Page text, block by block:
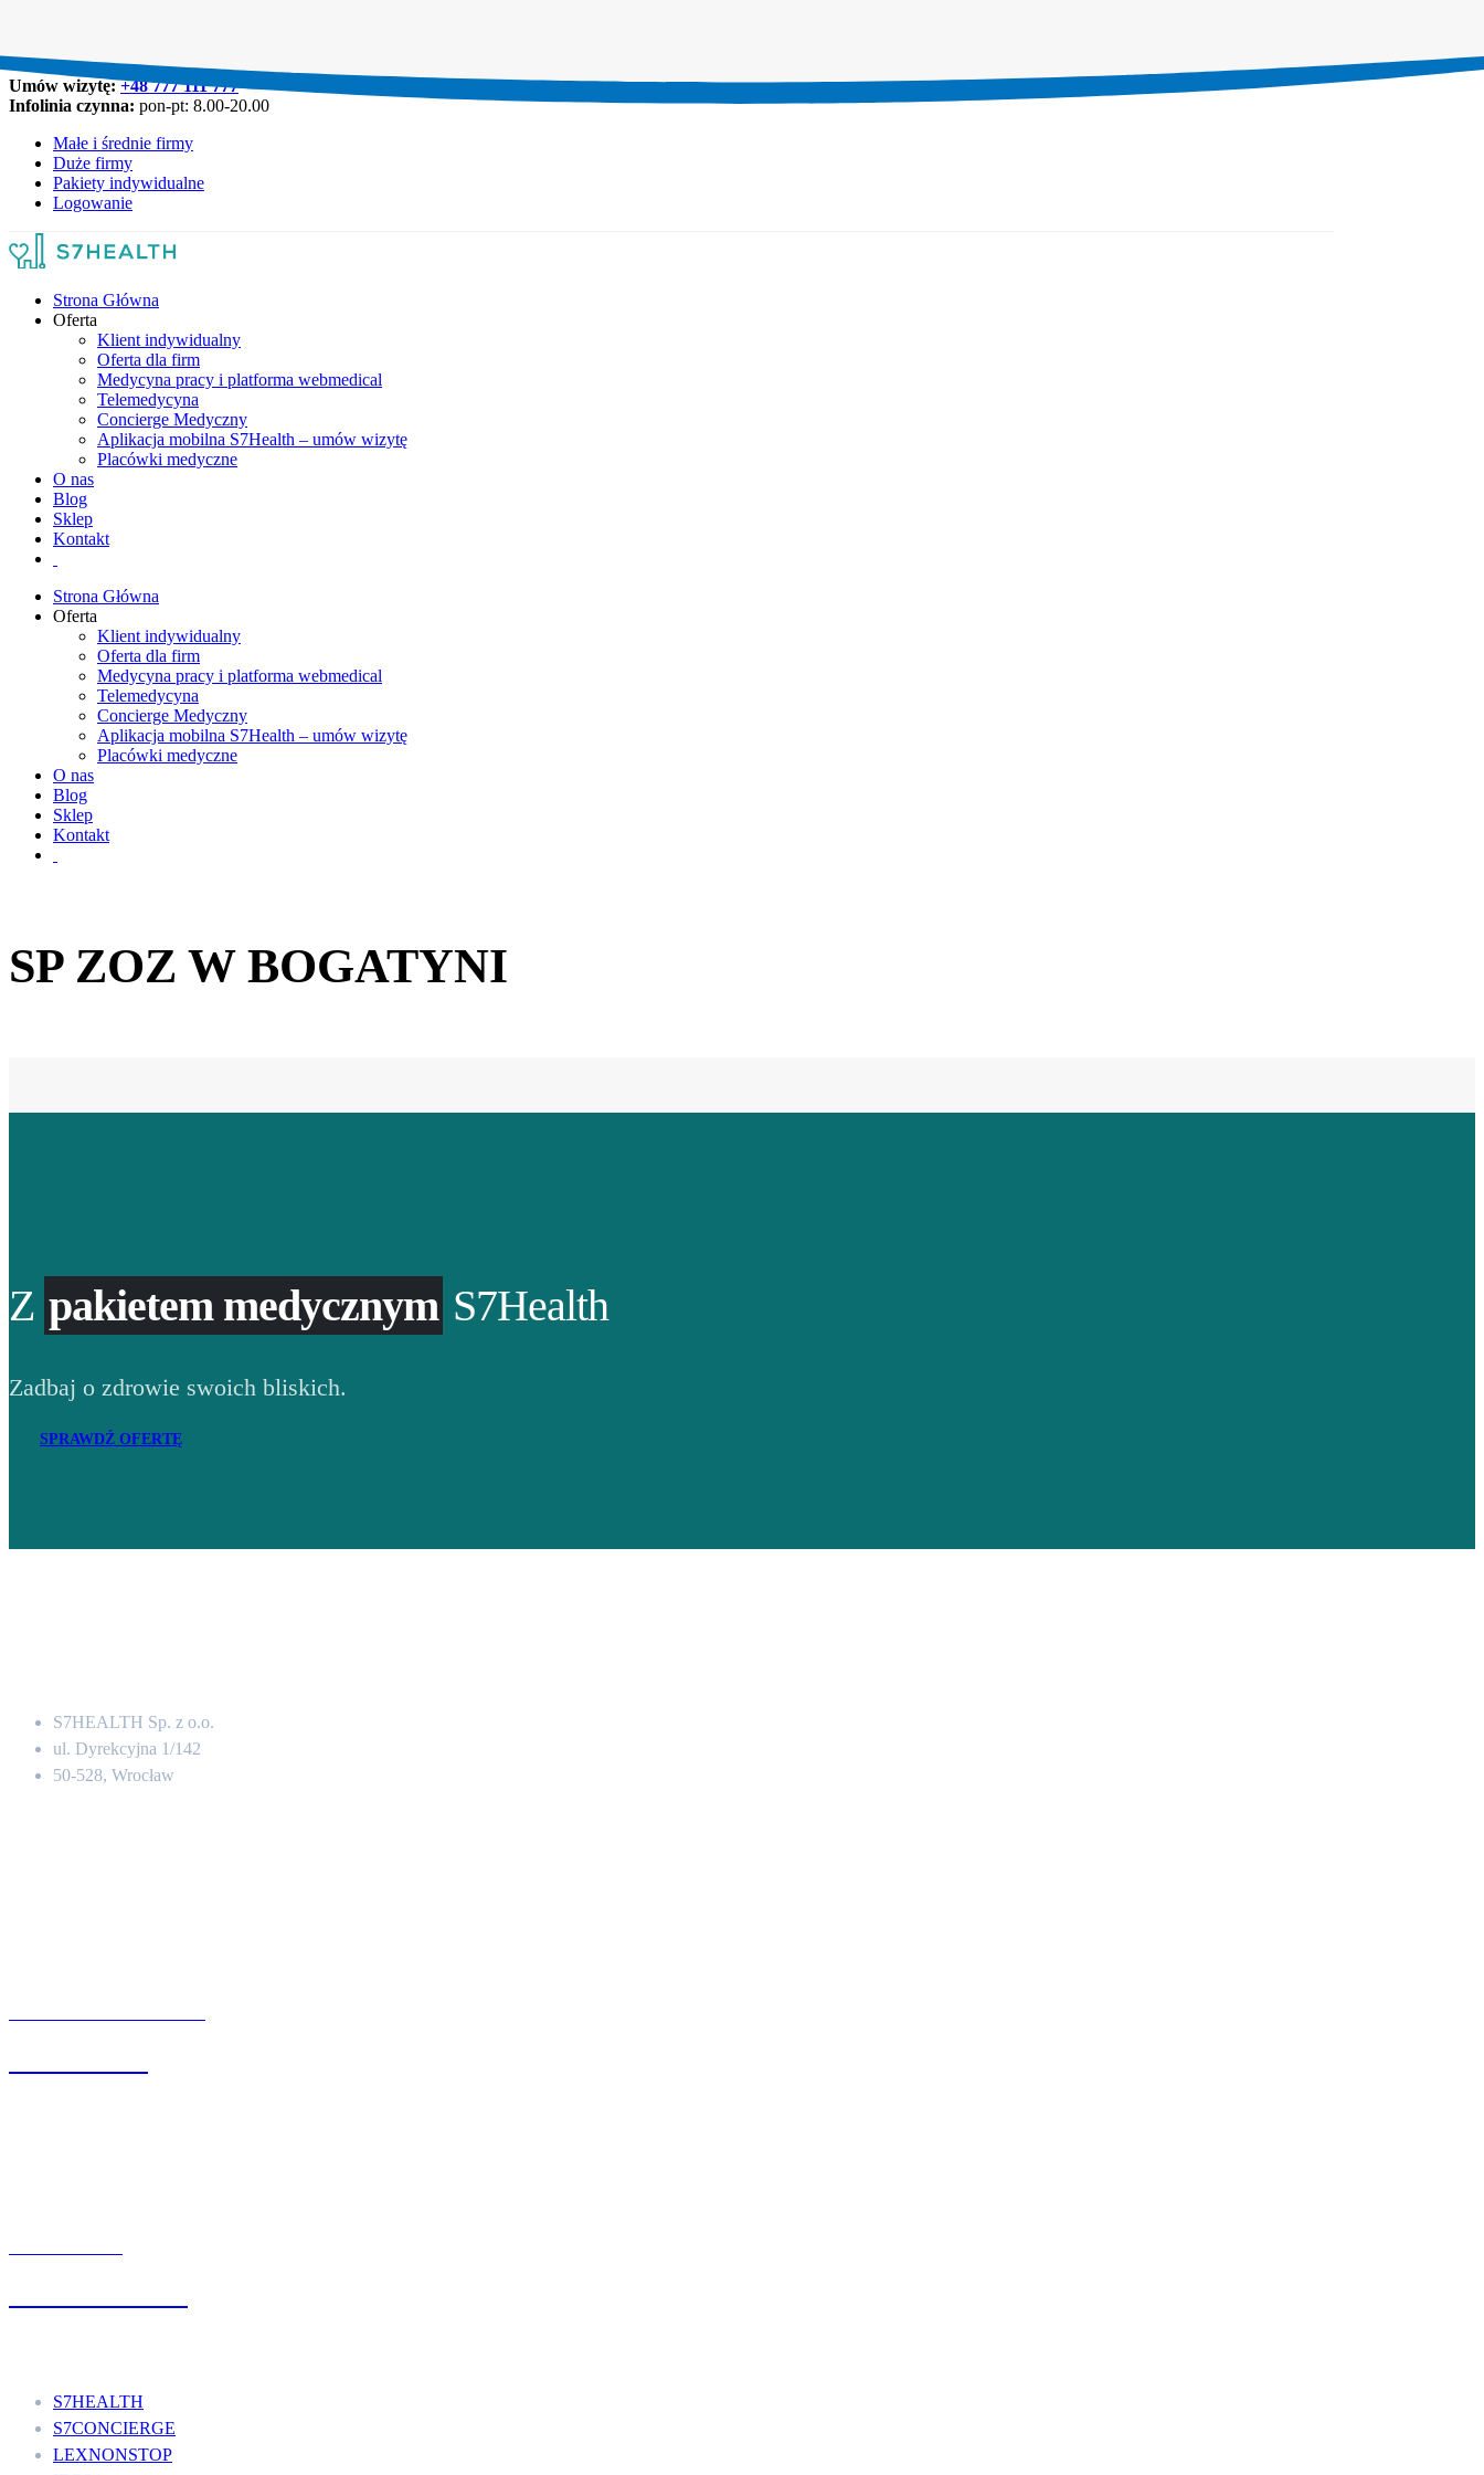
Umów wizytę:+48 777 111 777
Infolinia czynna: pon-pt: 8.00-20.00
Małe i średnie firmy
Duże firmy
Pakiety indywidualne
Logowanie
Strona Główna
Oferta
Klient indywidualny
Oferta dla firm
Medycyna pracy i platforma webmedical
Telemedycyna
Concierge Medyczny
Aplikacja mobilna S7Health – umów wizytę
Placówki medyczne
O nas
Blog
Sklep
Kontakt
Strona Główna
Oferta
Klient indywidualny
Oferta dla firm
Medycyna pracy i platforma webmedical
Telemedycyna
Concierge Medyczny
Aplikacja mobilna S7Health – umów wizytę
Placówki medyczne
O nas
Blog
Sklep
Kontakt
SP ZOZ W BOGATYNI
Z pakietem medycznym S7Health
Zadbaj o zdrowie swoich bliskich.
SPRAWDŹ OFERTĘ
S7HEALTH Sp. z o.o.
ul. Dyrekcyjna 1/142
50-528, Wrocław
S7HEALTH
S7CONCIERGE
LEXNONSTOP